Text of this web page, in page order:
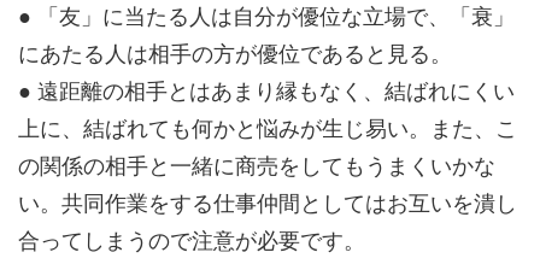
● 「友」に当たる人は自分が優位な立場で、「衰」
にあたる人は相手の方が優位であると見る。
● 遠距離の相手とはあまり縁もなく、結ばれにくい
上に、結ばれても何かと悩みが生じ易い。また、こ
の関係の相手と一緒に商売をしてもうまくいかな
い。共同作業をする仕事仲間としてはお互いを潰し
合ってしまうので注意が必要です。